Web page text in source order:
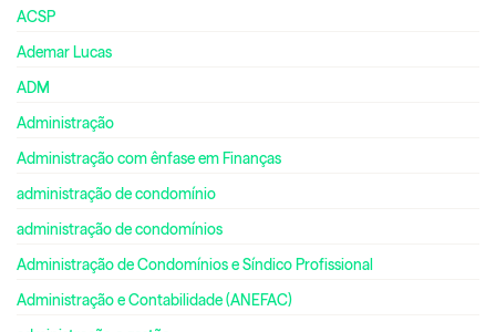
ACSP
Ademar Lucas
ADM
Administração
Administração com ênfase em Finanças
administração de condomínio
administração de condomínios
Administração de Condomínios e Síndico Profissional
Administração e Contabilidade (ANEFAC)